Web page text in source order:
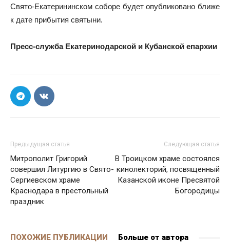
Свято-Екатерининском соборе будет опубликовано ближе
к дате прибытия святыни.
Пресс-служба Екатеринодарской и Кубанской епархии
Предыдущая статья
Митрополит Григорий
совершил Литургию в Свято-
Сергиевском храме
Краснодара в престольный
праздник
Следующая статья
В Троицком храме состоялся
кинолекторий, посвященный
Казанской иконе Пресвятой
Богородицы
ПОХОЖИЕ ПУБЛИКАЦИИ Больше от автора